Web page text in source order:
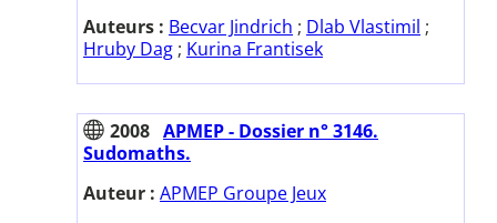
Auteurs : Becvar Jindrich ; Dlab Vlastimil ;
Hruby Dag ; Kurina Frantisek
2008 APMEP - Dossier n° 3146.
Sudomaths.
Auteur : APMEP Groupe Jeux